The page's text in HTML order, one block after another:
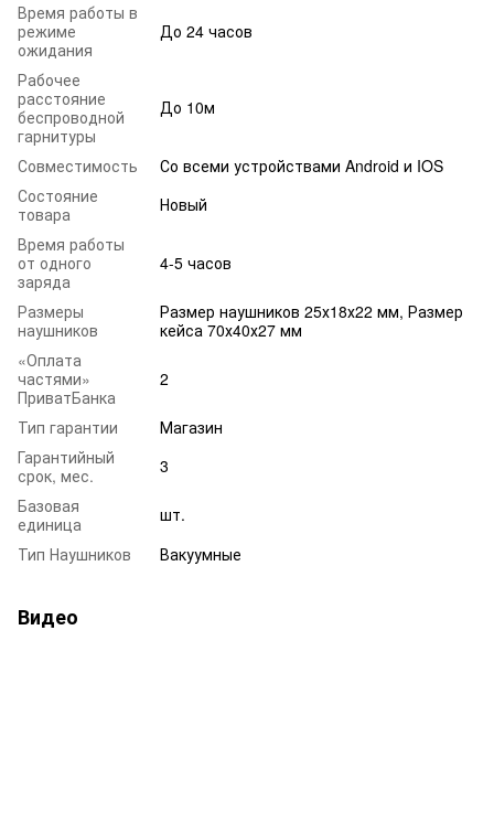
Время работы в
режиме
ожидания
До 24 часов
Рабочее
расстояние
беспроводной
гарнитуры
До 10м
Совместимость
Со всеми устройствами Android и IOS
Состояние
товара
Новый
Время работы
от одного
заряда
4-5 часов
Размеры
наушников
Размер наушников 25х18х22 мм, Размер
кейса 70х40х27 мм
«Оплата
частями»
ПриватБанка
2
Тип гарантии
Магазин
Гарантийный
срок, мес.
3
Базовая
единица
шт.
Тип Наушников
Вакуумные
Видео